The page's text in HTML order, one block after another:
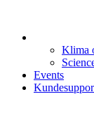
Klima
Events